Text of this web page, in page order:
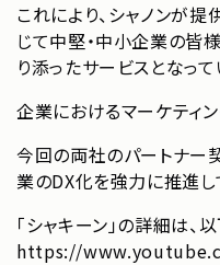
これにより、シャノンが
じて中堅・中小企業の皆
り添ったサービスとなって
企業におけるマーケティ
今回の両社のパートナー
業のDX化を強力に推進し
「シャキーン」の詳細は、
https://